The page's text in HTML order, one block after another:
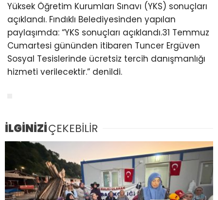
Yüksek Öğretim Kurumları Sınavı (YKS) sonuçları
açıklandı. Fındıklı Belediyesinden yapılan
paylaşımda: “YKS sonuçları açıklandı.31 Temmuz
Cumartesi gününden itibaren Tuncer Ergüven
Sosyal Tesislerinde ücretsiz tercih danışmanlığı
hizmeti verilecektir.” denildi.
İLGİNİZİÇEKEBİLİR